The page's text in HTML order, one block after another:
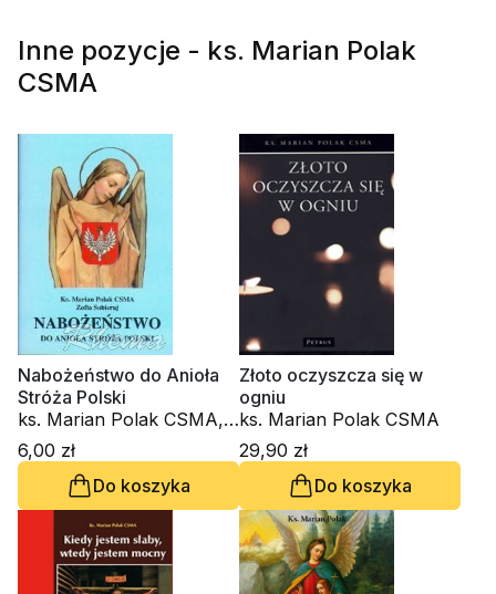
Inne pozycje - ks. Marian Polak
CSMA
Nabożeństwo do Anioła
Stróża Polski
ks. Marian Polak CSMA,
Zofia Sobieraj
6,00 zł
Do koszyka
Złoto oczyszcza się w
ogniu
ks. Marian Polak CSMA
29,90 zł
Do koszyka